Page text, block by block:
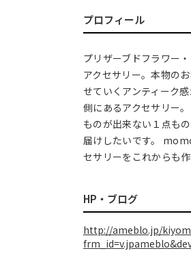
プロフィール
プリザーブドフラワー
アクセサリー。本物の
せていくアンティーク
側にあるアクセサリー
ものが出来ない１点も
届けしたいです。
セサリーをこれからも作
HP・ブログ
http://ameblo.jp/